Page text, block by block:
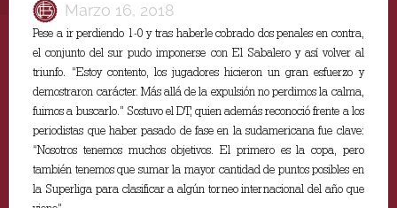
Marzo 16, 2018
Pese a ir perdiendo 1-0 y tras haberle cobrado dos penales en contra,
el conjunto del sur pudo imponerse con El Sabalero y así volver al
triunfo. “Estoy contento, los jugadores hicieron un gran esfuerzo y
demostraron carácter. Más allá de la expulsión no perdimos la calma,
fuimos a buscarlo.” Sostuvo el DT, quien además reconoció frente a los
periodistas que haber pasado de fase en la sudamericana fue clave:
“Nosotros tenemos muchos objetivos. El primero es la copa, pero
también tenemos que sumar la mayor cantidad de puntos posibles en
la Superliga para clasificar a algún torneo internacional del año que